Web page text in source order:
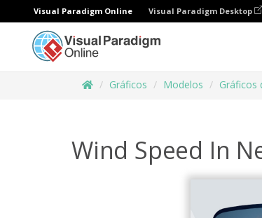
Visual Paradigm Online Visual Paradigm Desktop
Gráficos Modelos Gráficos
Wind Speed In